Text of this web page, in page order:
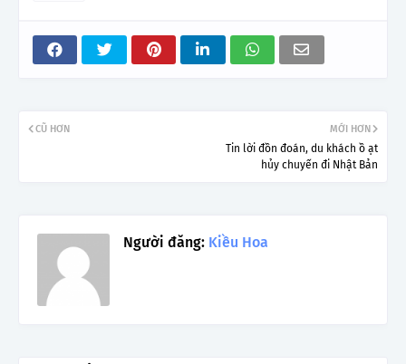
MỚI HƠN
Tin lời đồn đoán, du khách ồ ạt
hủy chuyến đi Nhật Bản
CŨ HƠN
Người đăng: Kiều Hoa